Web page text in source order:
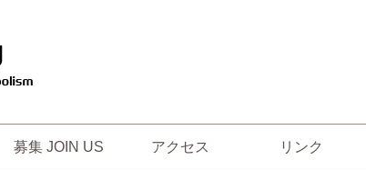
募集 JOIN US アクセス リンク